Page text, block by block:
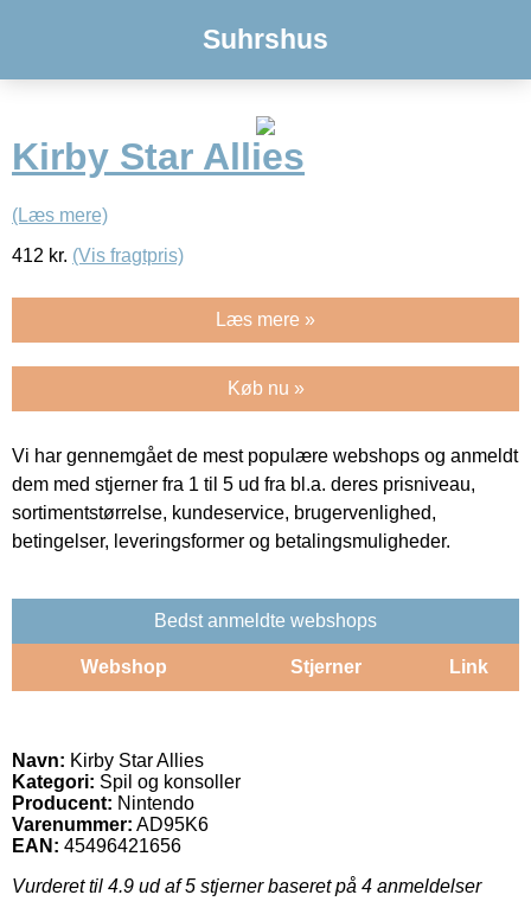
Suhrshus
Kirby Star Allies
(Læs mere)
412 kr. (Vis fragtpris)
Læs mere »
Køb nu »
Vi har gennemgået de mest populære webshops og anmeldt
dem med stjerner fra 1 til 5 ud fra bl.a. deres prisniveau,
sortimentstørrelse, kundeservice, brugervenlighed,
betingelser, leveringsformer og betalingsmuligheder.
Bedst anmeldte webshops
Webshop Stjerner Link
Navn: Kirby Star Allies
Kategori: Spil og konsoller
Producent: Nintendo
Varenummer: AD95K6
EAN: 45496421656
Vurderet til 4.9 ud af 5 stjerner baseret på 4 anmeldelser